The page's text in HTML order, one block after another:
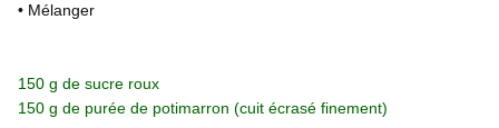
• Mélanger
150 g de sucre roux
150 g de purée de potimarron (cuit écrasé finement)